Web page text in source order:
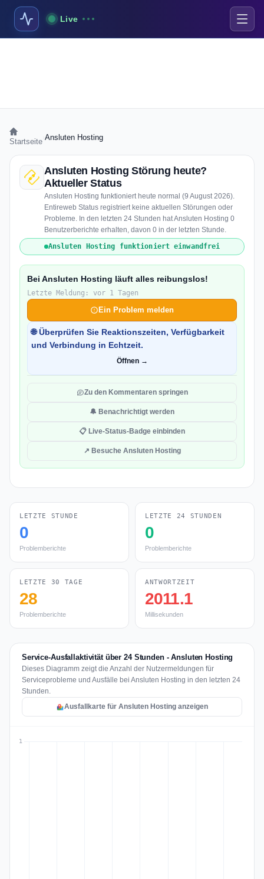
Live
Startseite Ansluten Hosting
Ansluten Hosting Störung heute?
Aktueller Status
Ansluten Hosting funktioniert heute normal (9 August 2026).
Entireweb Status registriert keine aktuellen Störungen oder
Probleme. In den letzten 24 Stunden hat Ansluten Hosting 0
Benutzerberichte erhalten, davon 0 in der letzten Stunde.
Ansluten Hosting funktioniert einwandfrei
Bei Ansluten Hosting läuft alles reibungslos!
Letzte Meldung: vor 1 Tagen
Ein Problem melden
🌐 Überprüfen Sie Reaktionszeiten, Verfügbarkeit
und Verbindung in Echtzeit.
Öffnen →
Zu den Kommentaren springen
🔔 Benachrichtigt werden
📋 Live-Status-Badge einbinden
↗ Besuche Ansluten Hosting
LETZTE STUNDE
0
Problemberichte
LETZTE 24 STUNDEN
0
Problemberichte
LETZTE 30 TAGE
28
Problemberichte
ANTWORTZEIT
2011.1
Millisekunden
Service-Ausfallaktivität über 24 Stunden - Ansluten Hosting
Dieses Diagramm zeigt die Anzahl der Nutzermeldungen für
Serviceprobleme und Ausfälle bei Ansluten Hosting in den letzten 24
Stunden.
Ausfallkarte für Ansluten Hosting anzeigen